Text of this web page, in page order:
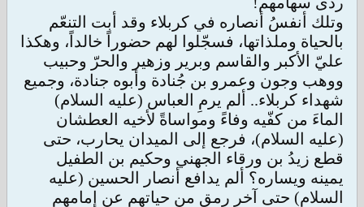
وتلك أنفسُ أنصاره في كربلاء وقد أبت التنعّم
بالحياة وملذاتها، فسجّلوا لهم حضوراً خالداً، وهكذا
عليّ الأكبر والقاسم وبرير وزهير والحرّ وحبيب
ووهب وجون وعمرو بن جُنادة وأبوه جنادة، وجميع
شهداء كربلاء.. ألم يرمِ العباس (عليه السلام)
الماءَ من كفّيه وفاءً ومواساةً لأخيه العطشان
(عليه السلام)، فرجع إلى الميدان يحارب، حتى
قطع زيدُ بن ورقاء الجهني وحكيم بن الطفيل
يمينه ويساره؟ ألم يدافع أنصار الحسين (عليه
السلام) حتى آخر رمق من حياتهم عن إمامهم